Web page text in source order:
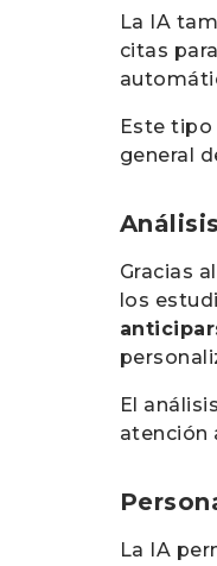
La IA
citas
Este tipo
general
Gracias
los
El
atención
La IA